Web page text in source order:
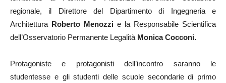
regionale, il Direttore del Dipartimento di Ingegneria e
Architettura Roberto Menozzi e la Responsabile Scientifica
dell’Osservatorio Permanente Legalità Monica Cocconi.
Protagoniste e protagonisti dell’incontro saranno le
studentesse e gli studenti delle scuole secondarie di primo